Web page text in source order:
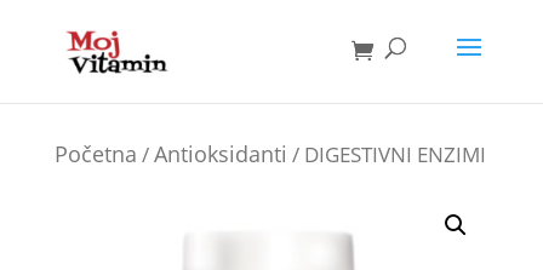
Početna /Antioksidanti / DIGESTIVNI ENZIMI